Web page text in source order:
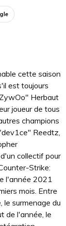
cette saison
est toujours
Herbaut
joueur de tous
champions
Reedtz,
collectif pour
Strike:
l'année 2021
mois. Entre
le surmenage du
de l'année, le